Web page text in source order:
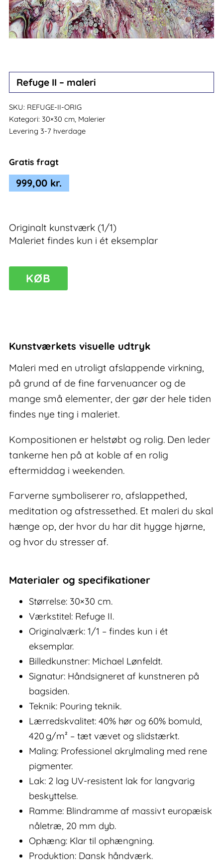
Refuge II – maleri
SKU: REFUGE-II-ORIG
Kategori: 30×30 cm, Malerier
Levering 3-7 hverdage
Gratis fragt
999,00 kr.
Originalt kunstværk (1/1)
Maleriet findes kun i ét eksemplar
Refuge
II
KØB
Kunstværkets visuelle udtryk
Maleri med en utroligt afslappende virkning,
på grund af de fine farvenuancer og de
mange små elementer, der gør der hele tiden
findes nye ting i maleriet.
Kompositionen er helstøbt og rolig. Den leder
tankerne hen på at koble af en rolig
eftermiddag i weekenden.
Farverne symboliserer ro, afslappethed,
meditation og afstressethed. Et maleri du skal
hænge op, der hvor du har dit hygge hjørne,
og hvor du stresser af.
Materialer og specifikationer
Størrelse: 30×30 cm.
Værkstitel: Refuge II.
Originalværk: 1/1 – findes kun i ét
eksemplar.
Billedkunstner: Michael Lønfeldt.
Signatur: Håndsigneret af kunstneren på
bagsiden.
Teknik: Pouring teknik.
Lærredskvalitet: 40% hør og 60% bomuld,
420 g/m² – tæt vævet og slidstærkt.
Maling: Professionel akrylmaling med rene
pigmenter.
Lak: 2 lag UV-resistent lak for langvarig
beskyttelse.
Ramme: Blindramme af massivt europæisk
nåletræ, 20 mm dyb.
Ophæng: Klar til ophængning.
Produktion: Dansk håndværk.